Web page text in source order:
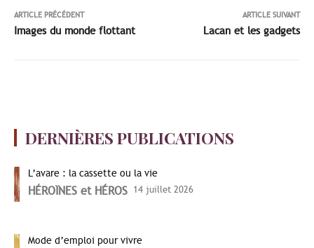
ARTICLE PRÉCÉDENT
Images du monde flottant
ARTICLE SUIVANT
Lacan et les gadgets
DERNIÈRES PUBLICATIONS
L’avare : la cassette ou la vie
HÉROÏNES et HÉROS 14 juillet 2026
Mode d’emploi pour vivre